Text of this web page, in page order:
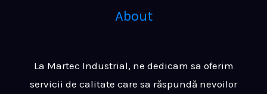
About
La Martec Industrial, ne dedicam sa oferim
servicii de calitate care sa răspundă nevoilor